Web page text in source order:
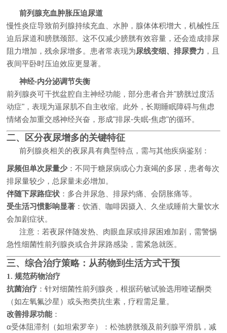
前列腺充血肿胀压迫尿道
慢性炎症导致前列腺持续充血、水肿，腺体体积增大，机械性压
迫后尿道和膀胱颈部。这不仅减少膀胱有效容量，还会造成排尿
阻力增加，残余尿增多。患者常表现为尿线变细、排尿费力 ，且
夜间平卧时压迫效应更显著。
神经-内分泌调节失衡
前列腺炎可干扰盆腔自主神经功能，部分患者合并"膀胱过度活
动症"，表现为逼尿肌不自主收缩。此外，长期睡眠障碍与焦虑
情绪会加重交感神经兴奋，形成"排尿-失眠-焦虑"的循环。
二、区分夜尿增多的关键特征
前列腺炎相关的夜尿具有典型特点，需与其他疾病鉴别：
尿频但单次尿量少：不同于糖尿病或心力衰竭的多尿，患者每次
排尿量较少，总尿量未必增加。
伴随下尿路症状：多合并尿急、排尿灼痛、会阴胀痛等。
受生活习惯影响显著：饮酒、咖啡因摄入、久坐或睡前大量饮水
会加剧症状。
注意：若夜尿伴随发热、肉眼血尿或排尿困难加剧，需警惕
急性细菌性前列腺炎或合并尿路感染，需紧急就医。
三、综合治疗策略：从药物到生活方式干预
1. 规范药物治疗
抗菌治疗：针对细菌性前列腺炎，根据药敏试验选用喹诺酮类
（如左氧氟沙星）或头孢类抗生素，疗程需足量。
改善排尿功能：
α受体阻滞剂（如坦索罗辛）：松弛膀胱颈及前列腺平滑肌，减